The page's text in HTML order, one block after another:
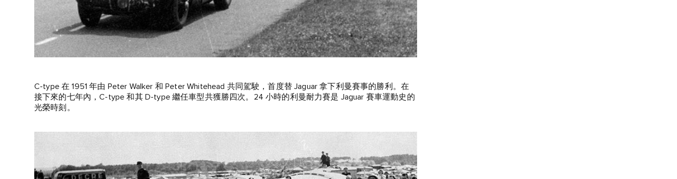
C-type 在 1951 年由 Peter Walker 和 Peter Whitehead 共同駕駛，首度替 Jaguar 拿下利曼賽事的勝利。在
接下來的七年內，C-type 和其 D-type 繼任車型共獲勝四次。24 小時的利曼耐力賽是 Jaguar 賽車運動史的
光榮時刻。